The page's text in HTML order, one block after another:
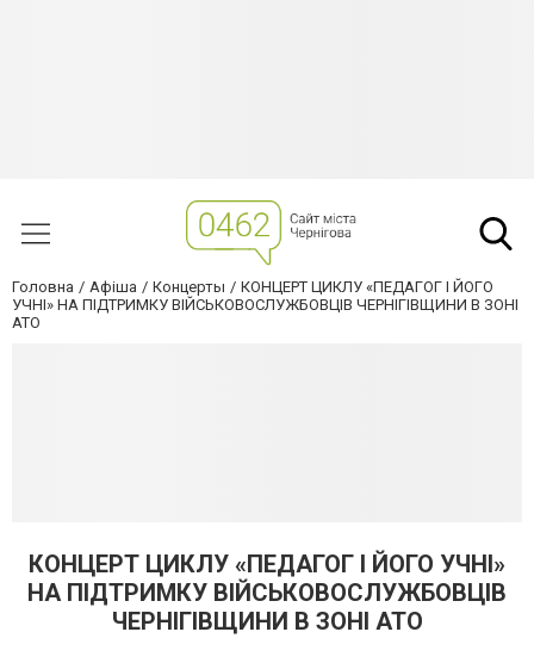
Головна Афіша Концерты
КОНЦЕРТ ЦИКЛУ «ПЕДАГОГ І ЙОГО
УЧНІ» НА ПІДТРИМКУ ВІЙСЬКОВОСЛУЖБОВЦІВ ЧЕРНІГІВЩИНИ В ЗОНІ
АТО
КОНЦЕРТ ЦИКЛУ «ПЕДАГОГ І ЙОГО УЧНІ»
НА ПІДТРИМКУ ВІЙСЬКОВОСЛУЖБОВЦІВ
ЧЕРНІГІВЩИНИ В ЗОНІ АТО